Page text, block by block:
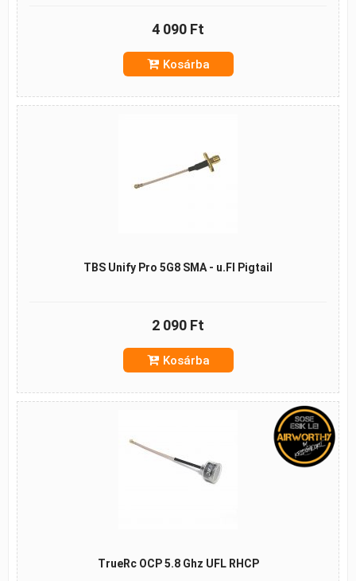
4 090 Ft
Kosárba
TBS Unify Pro 5G8 SMA - u.Fl Pigtail
2 090 Ft
Kosárba
TrueRc OCP 5.8 Ghz UFL RHCP